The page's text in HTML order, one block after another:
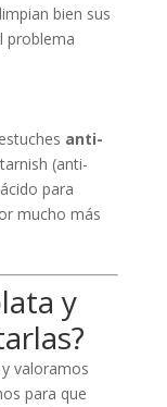
bien sus
problema
anti-
(anti-
para
mucho más
y
valoramos
para que